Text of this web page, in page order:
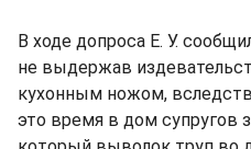
В ходе допроса Е. У.
не выдержав
кухонным ножом,
это время в дом супругов